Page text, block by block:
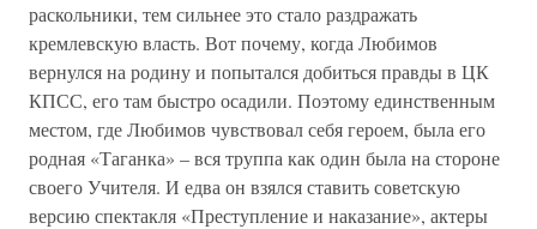
раскольники, тем сильнее это стало раздражать
кремлевскую власть. Вот почему, когда Любимов
вернулся на родину и попытался добиться правды в ЦК
КПСС, его там быстро осадили. Поэтому единственным
местом, где Любимов чувствовал себя героем, была его
родная «Таганка» – вся труппа как один была на стороне
своего Учителя. И едва он взялся ставить советскую
версию спектакля «Преступление и наказание», актеры